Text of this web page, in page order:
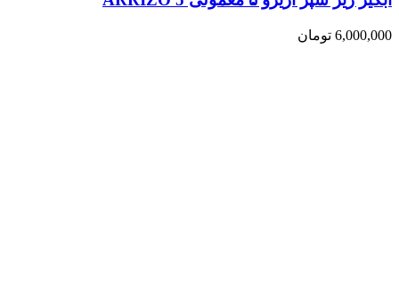
6,000,000 تومان